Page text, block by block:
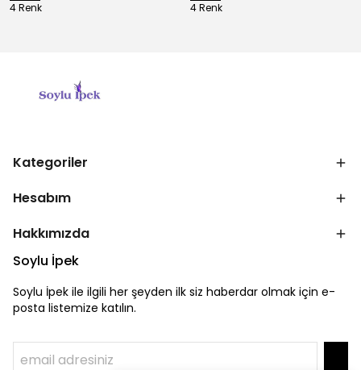
4 Renk 4 Renk
Kategoriler
Hesabım
Hakkımızda
Soylu İpek
Soylu İpek ile ilgili her şeyden ilk siz haberdar olmak için e-
posta listemize katılın.